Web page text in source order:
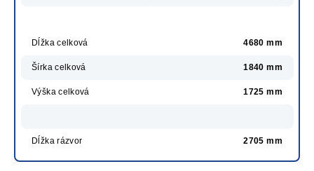
Dĺžka celková 4680 mm
Šírka celková 1840 mm
Výška celková 1725 mm
Dĺžka rázvor 2705 mm